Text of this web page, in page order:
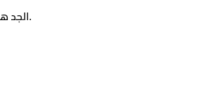
الجد هو الجزء الأكثر جمالًا من القلب، الشخص الأحب إلى القلب، أسأل الله أن يرزق قلبه السعادة والفرح، وأن يطيل عمره، ويبارك له بصحته.